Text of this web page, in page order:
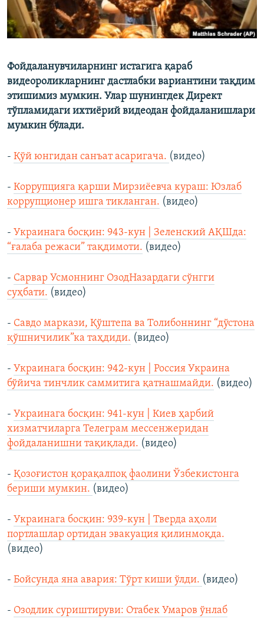
Фойдаланувчиларнинг истагига қараб
видеороликларнинг дастлабки вариантини тақдим
этишимиз мумкин. Улар шунингдек Директ
тўпламидаги ихтиёрий видеодан фойдаланишлари
мумкин бўлади.
- Қўй юнгидан санъат асаригача. (видео)
- Коррупцияга қарши Мирзиёевча кураш: Юзлаб
коррупционер ишга тикланган. (видео)
- Украинага босқин: 943-кун | Зеленский АҚШда:
“ғалаба режаси” тақдимоти. (видео)
- Сарвар Усмоннинг ОзодНазардаги сўнгги
суҳбати. (видео)
- Савдо маркази, Қўштепа ва Толибоннинг “дўстона
қўшничилик”ка таҳдиди. (видео)
- Украинага босқин: 942-кун | Россия Украина
бўйича тинчлик саммитига қатнашмайди. (видео)
- Украинага босқин: 941-кун | Киев ҳарбий
хизматчиларга Телеграм мессенжеридан
фойдаланишни тақиқлади. (видео)
- Қозоғистон қорақалпоқ фаолини Ўзбекистонга
бериши мумкин. (видео)
- Украинага босқин: 939-кун | Тверда аҳоли
портлашлар ортидан эвакуация қилинмоқда.
(видео)
- Бойсунда яна авария: Тўрт киши ўлди. (видео)
- Озодлик суриштируви: Отабек Умаров ўнлаб